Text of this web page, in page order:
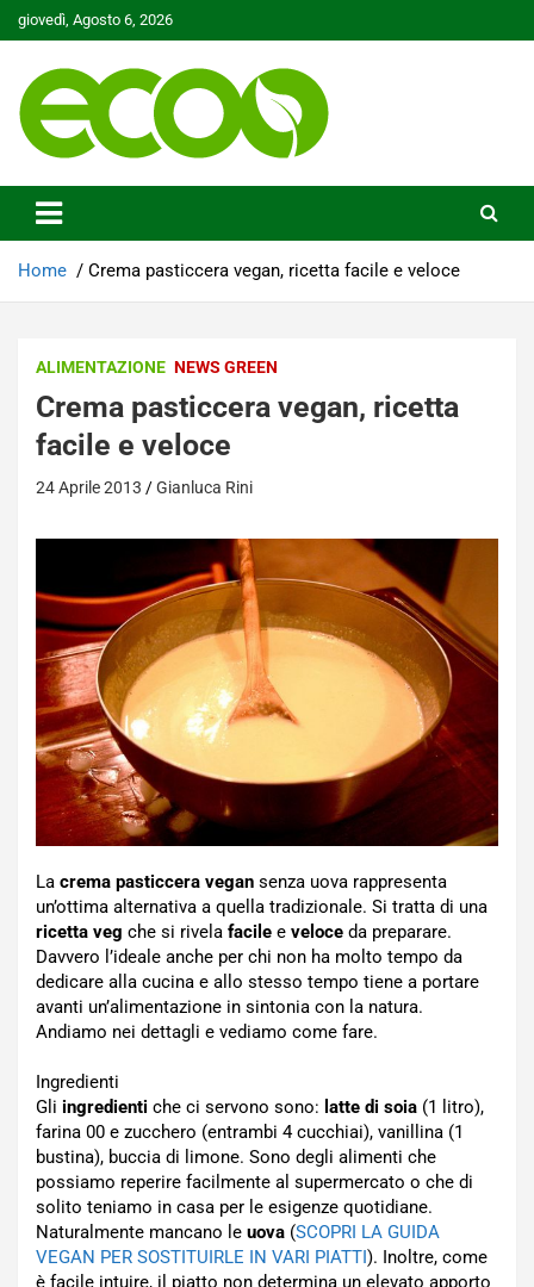
Skip
to
giovedì, Agosto 6, 2026
Ecoo.it
Home Crema pasticcera vegan, ricetta facile e veloce
ALIMENTAZIONE NEWS GREEN
Crema pasticcera vegan, ricetta
facile e veloce
24 Aprile 2013 Gianluca Rini
La crema pasticcera vegan senza uova rappresenta
un’ottima alternativa a quella tradizionale. Si tratta di una
ricetta veg che si rivela facile e veloce da preparare.
Davvero l’ideale anche per chi non ha molto tempo da
dedicare alla cucina e allo stesso tempo tiene a portare
avanti un’alimentazione in sintonia con la natura.
Andiamo nei dettagli e vediamo come fare.
Ingredienti
Gli ingredienti che ci servono sono: latte di soia (1 litro),
farina 00 e zucchero (entrambi 4 cucchiai), vanillina (1
bustina), buccia di limone. Sono degli alimenti che
possiamo reperire facilmente al supermercato o che di
solito teniamo in casa per le esigenze quotidiane.
Naturalmente mancano le uova (SCOPRI LA GUIDA
VEGAN PER SOSTITUIRLE IN VARI PIATTI). Inoltre, come
è facile intuire, il piatto non determina un elevato apporto